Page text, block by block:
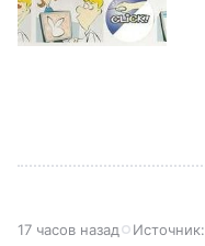
17 часов назад Источник: